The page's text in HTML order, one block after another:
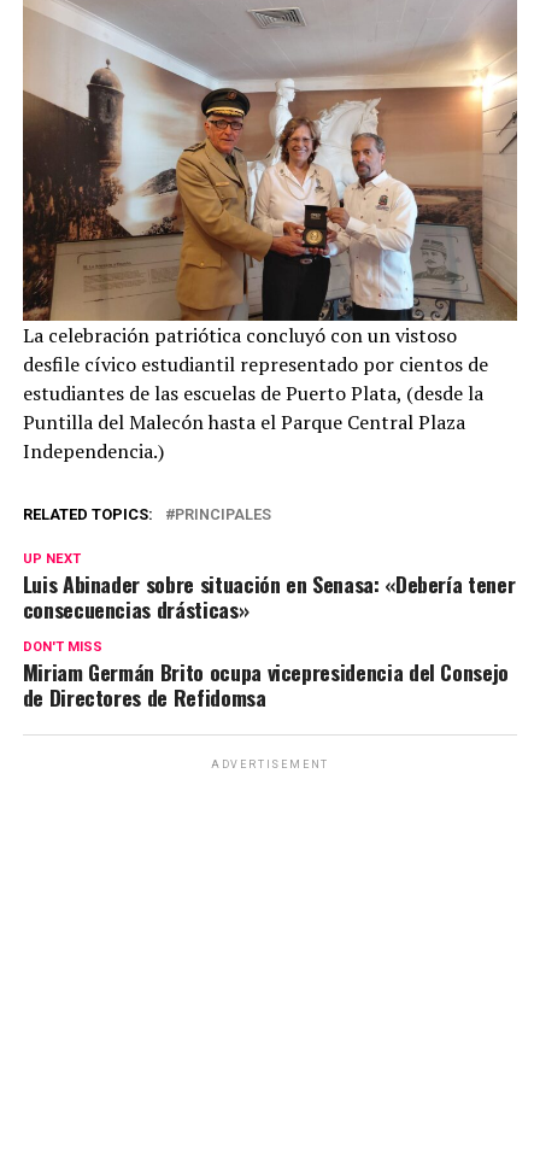
La celebración patriótica concluyó con un vistoso
desfile cívico estudiantil representado por cientos de
estudiantes de las escuelas de Puerto Plata, (desde la
Puntilla del Malecón hasta el Parque Central Plaza
Independencia.)
RELATED TOPICS: PRINCIPALES
UP NEXT
Luis Abinader sobre situación en Senasa: «Debería tener
consecuencias drásticas»
DON'T MISS
Miriam Germán Brito ocupa vicepresidencia del Consejo
de Directores de Refidomsa
ADVERTISEMENT